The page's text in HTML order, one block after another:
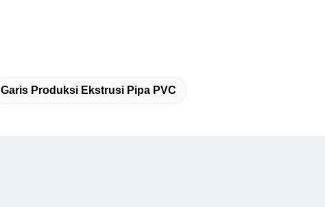
Garis Produksi Ekstrusi Pipa PVC